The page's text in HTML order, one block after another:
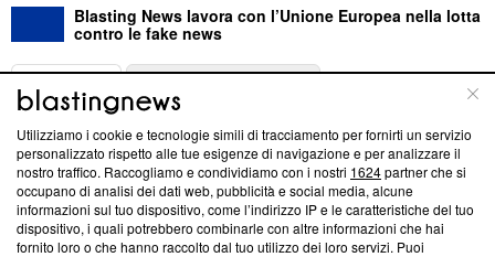
Blasting News lavora con l’Unione Europea nella lotta
contro le fake news
ABOUT
Questa sezione offre informazioni trasparenti su Blasting
News, sui nostri processi editoriali e su come ci impegniamo a
creare news di qualità. Inoltre, afferma la nostra aderenza a
‘Trust Project - News with Integrity’Blasting News non è
ancora membro del programma, ma ha richiesto di farne
Utilizziamo i cookie e tecnologie simili di tracciamento per fornirti un servizio
personalizzato rispetto alle tue esigenze di navigazione e per analizzare il
nostro traffico. Raccogliamo e condividiamo con i nostri 1624partner che si
occupano di analisi dei dati web, pubblicità e social media, alcune
informazioni sul tuo dispositivo, come l’indirizzo IP e le caratteristiche del tuo
dispositivo, i quali potrebbero combinarle con altre informazioni che hai
fornito loro o che hanno raccolto dal tuo utilizzo dei loro servizi. Puoi